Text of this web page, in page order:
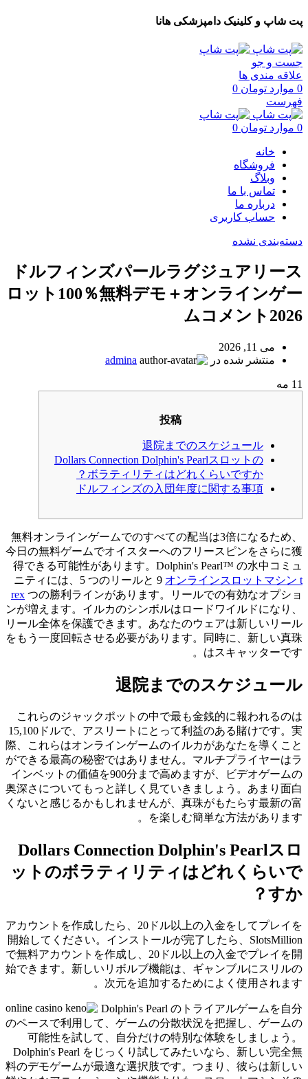
پت شاپ و کلینیک دامپزشکی هانا
جست و جو
علاقه مندی ها
0 موارد تومان
فهرست
0 موارد تومان
خانه
فروشگاه
وبلاگ
تماس با ما
درباره ما
حساب کاربری
دسته‌بندی نشده
ドルフィンズパールラグジュアリース
ロット100％無料デモ＋オンラインゲー
ムコメント2026
می 11, 2026
منتشر شده در
admina
11 مه
投稿
退院までのスケジュール
Dollars Connection Dolphin's Pearlスロットの
ボラティリティはどれくらいですか？
ドルフィンズの入団年度に関する事項
無料オンラインゲームでのすべての配当は3倍になるため、
今日の無料ゲームでオイスターへのフリースピンをさらに獲
得できる可能性があります。Dolphin's Pearl™ の水中コミュ
ニティには、5 つのリールと 9 オンラインスロットマシン t
rex つの勝利ラインがあります。リールでの有効なオプショ
ンが増えます。イルカのシンボルはロードワイルドになり、
リール全体を保護できます。あなたのウェアは新しいリール
をもう一度回転させる必要があります。同時に、新しい真珠
はスキャッターです。
退院までのスケジュール
これらのジャックポットの中で最も金銭的に報われるのは
15,100ドルで、アスリートにとって利益のある賭けです。実
際、これらはオンラインゲームのイルカがあなたを導くこと
ができる最高の秘密ではありません。マルチプライヤーはラ
インベットの価値を900分まで高めますが、ビデオゲームの
奥深さについてもっと詳しく見ていきましょう。あまり面白
くないと感じるかもしれませんが、真珠がもたらす最新の富
を楽しむ簡単な方法があります。
Dollars Connection Dolphin's Pearlスロ
ットのボラティリティはどれくらいで
すか？
アカウントを作成したら、20ドル以上の入金をしてプレイを
開始してください。インストールが完了したら、SlotsMillion
で無料アカウントを作成し、20ドル以上の入金でプレイを開
始できます。新しいリボルブ機能は、ギャンブルにスリルの
次元を追加するためによく使用されます。
Dolphin's Pearl のトライアルゲームを自分
のペースで利用して、ゲームの分散状況を把握し、ゲームの
可能性を試して、自分だけの特別な体験をしましょう。
Dolphin's Pearl をじっくり試してみたいなら、新しい完全無
料のデモゲームが最適な選択肢です。つまり、彼らは新しい